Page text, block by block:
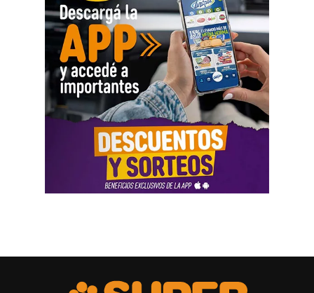
no los consideró suficientes para establecer por sí solos
una cifra definitiva.
Las declaraciones testimoniales completaron el cuadro.
Varias personas hablaron sobre locales gastronómicos,
viajes al exterior, vehículos y nivel de vida. Otro
testimonio mencionó la relación del progenitor con una
empresa que ocupaba un inmueble comercial.
Aun con ese conjunto de pruebas, la jueza señaló que
faltó documentación contable específica. También
sostuvo que el progenitor estaba en mejores condiciones
dinámicas. Según la resolución, ese principio impone el
posibilidades técnicas o materiales para hacerlo.